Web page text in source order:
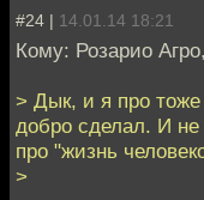
#24 | 14.01.14 18:21
Кому: Розарио Агро,
> Дык, и я про
добро сделал. И
про "жизнь
>